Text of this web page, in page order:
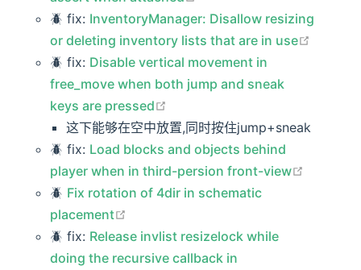
🪲 fix: InventoryManager: Disallow resizing
or deleting inventory lists that are in use
🪲 fix: Disable vertical movement in
free_move when both jump and sneak
keys are pressed
这下能够在空中放置,同时按住jump+sneak
🪲 fix: Load blocks and objects behind
player when in third-persion front-view
🪲 Fix rotation of 4dir in schematic
placement
🪲 fix: Release invlist resizelock while
doing the recursive callback in